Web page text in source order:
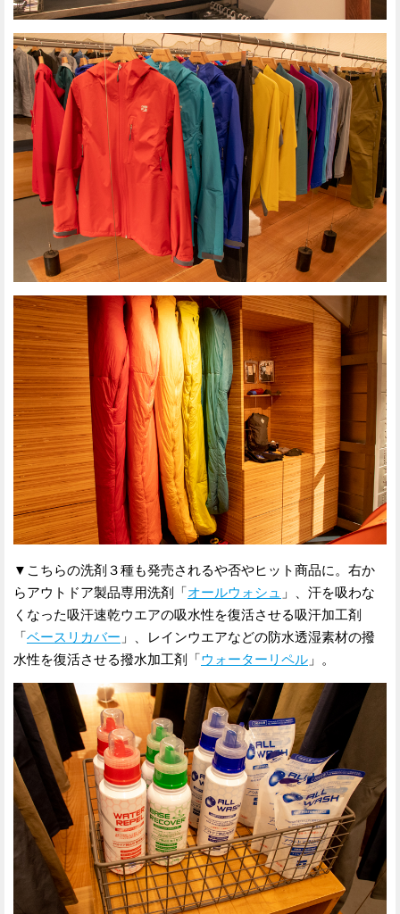
▼こちらの洗剤３種も発売されるや否やヒット商品に。右か
らアウトドア製品専用洗剤「オールウォシュ 」、汗を吸わな
くなった吸汗速乾ウエアの吸水性を復活させる吸汗加工剤
「ベースリカバー 」、レインウエアなどの防水透湿素材の撥
水性を復活させる撥水加工剤「ウォーターリペル 」。